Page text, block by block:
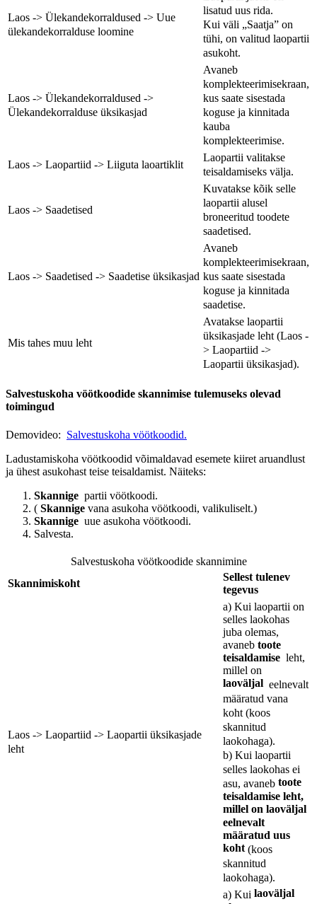
Laos -> Ülekandekorraldused -> Uue
ülekandekorralduse loomine
lisatud uus rida.
Kui väli „Saatja” on
tühi, on valitud laopartii
asukoht.
Laos -> Ülekandekorraldused ->
Ülekandekorralduse üksikasjad
Avaneb
komplekteerimisekraan,
kus saate sisestada
koguse ja kinnitada
kauba
komplekteerimise.
Laos -> Laopartiid -> Liiguta laoartiklit
Laopartii valitakse
teisaldamiseks välja.
Laos -> Saadetised
Kuvatakse kõik selle
laopartii alusel
broneeritud toodete
saadetised.
Laos -> Saadetised -> Saadetise üksikasjad
Avaneb
komplekteerimisekraan,
kus saate sisestada
koguse ja kinnitada
saadetise.
Mis tahes muu leht
Avatakse laopartii
üksikasjade leht (Laos -
> Laopartiid ->
Laopartii üksikasjad).
Salvestuskoha vöötkoodide skannimise tulemuseks olevad
toimingud
Demovideo: Salvestuskoha vöötkoodid.
Ladustamiskoha vöötkoodid võimaldavad esemete kiiret aruandlust
ja ühest asukohast teise teisaldamist. Näiteks:
Skannige partii vöötkoodi.
( Skannige vana asukoha vöötkoodi, valikuliselt.)
Skannige uue asukoha vöötkoodi.
Salvesta.
Salvestuskoha vöötkoodide skannimine
Skannimiskoht
Sellest tulenev
tegevus
Laos -> Laopartiid -> Laopartii üksikasjade
leht
a) Kui laopartii on
selles laokohas
juba olemas,
avaneb toote
teisaldamise leht,
millel on
laoväljal eelnevalt
määratud vana
koht (koos
skannitud
laokohaga).
b) Kui laopartii
selles laokohas ei
asu, avaneb toote
teisaldamise leht,
millel on laoväljal
eelnevalt
määratud uus
koht(koos
skannitud
laokohaga).
a) Kui laoväljal